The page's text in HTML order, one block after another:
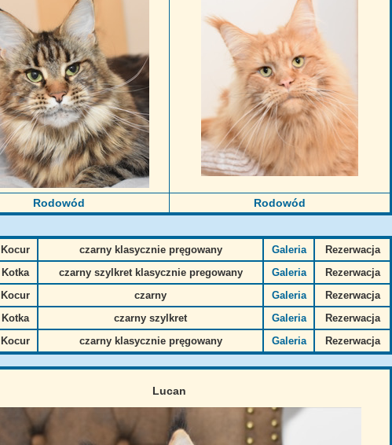
Rodowód Rodowód
Kocur czarny klasycznie pręgowany Galeria
Rezerwacja
Kotka czarny szylkret klasycznie pregowany Galeria
Rezerwacja
Kocur czarny Galeria
Rezerwacja
Kotka czarny szylkret Galeria
Rezerwacja
Kocur czarny klasycznie pręgowany Galeria Rezerwacja
Lucan